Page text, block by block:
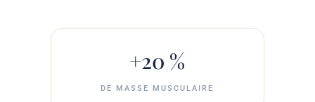
+20 %
DE MASSE MUSCULAIRE